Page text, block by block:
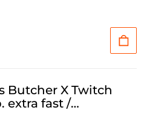
Butcher X Twitch
extra fast /